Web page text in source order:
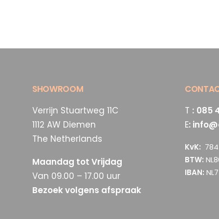
SHOWROOM
Verrijn Stuartweg 11C
1112 AW Diemen
The Netherlands
Maandag tot Vrijdag
Van 09.00 – 17.00 uur
Bezoek volgens afspraak
T : 085
E:
KvK:
BTW:
IBAN: